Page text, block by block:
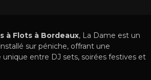
à Flots à Bordeaux, La Dame est un
sur péniche, offrant une
entre DJ sets, soirées festives et